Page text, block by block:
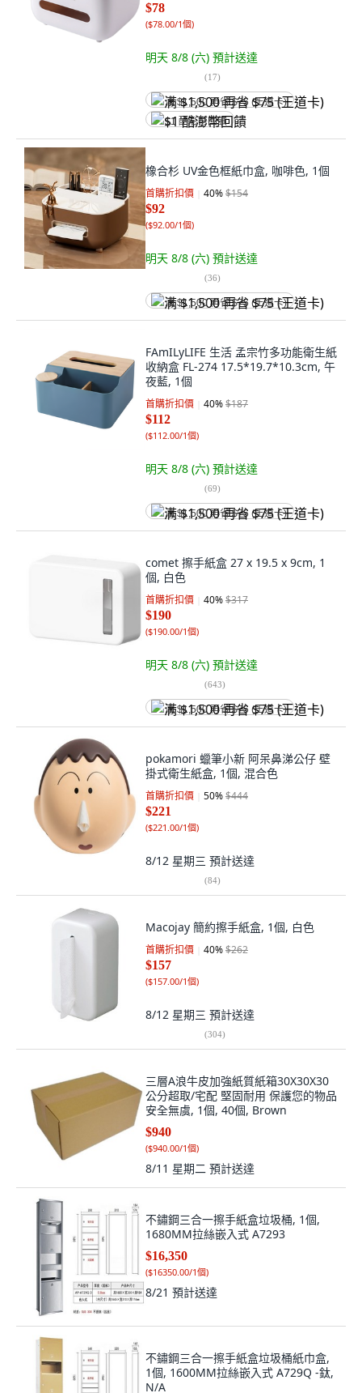
$78
($78.00/1個)
明天 8/8 (六) 預計送達
(17)
满 $1,500 再省 $75 (王道卡)
$1 酷澎幣回饋
橡合杉 UV金色框紙巾盒, 咖啡色, 1個
首購折扣價 40%$154
$92
($92.00/1個)
明天 8/8 (六) 預計送達
(36)
满 $1,500 再省 $75 (王道卡)
FAmILyLIFE 生活 孟宗竹多功能衛生紙
收納盒 FL-274 17.5*19.7*10.3cm, 午
夜藍, 1個
首購折扣價 40%$187
$112
($112.00/1個)
明天 8/8 (六) 預計送達
(69)
满 $1,500 再省 $75 (王道卡)
comet 擦手紙盒 27 x 19.5 x 9cm, 1
個, 白色
首購折扣價 40%$317
$190
($190.00/1個)
明天 8/8 (六) 預計送達
(643)
满 $1,500 再省 $75 (王道卡)
pokamori 蠟筆小新 阿呆鼻涕公仔 壁
掛式衛生紙盒, 1個, 混合色
首購折扣價 50%$444
$221
($221.00/1個)
8/12 星期三 預計送達
(84)
Macojay 簡約擦手紙盒, 1個, 白色
首購折扣價 40%$262
$157
($157.00/1個)
8/12 星期三 預計送達
(304)
三層A浪牛皮加強紙質紙箱30X30X30
公分超取/宅配 堅固耐用 保護您的物品
安全無虞, 1個, 40個, Brown
$940
($940.00/1個)
8/11 星期二 預計送達
不鏽鋼三合一擦手紙盒垃圾桶, 1個,
1680MM拉絲嵌入式 A7293
$16,350
($16350.00/1個)
8/21 預計送達
不鏽鋼三合一擦手紙盒垃圾桶紙巾盒,
1個, 1600MM拉絲嵌入式 A729Q -鈦,
N/A